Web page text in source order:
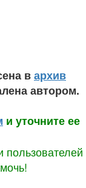
вархив
автором.
и уточните ее